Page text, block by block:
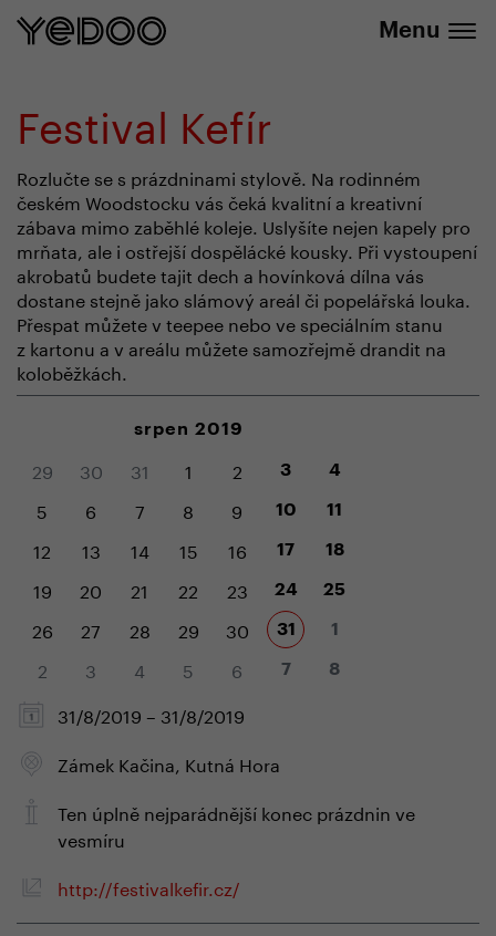
Menu
Festival Kefír
Rozlučte se s prázdninami stylově. Na rodinném
českém Woodstocku vás čeká kvalitní a kreativní
zábava mimo zaběhlé koleje. Uslyšíte nejen kapely pro
mrňata, ale i ostřejší dospělácké kousky. Při vystoupení
akrobatů budete tajit dech a hovínková dílna vás
dostane stejně jako slámový areál či popelářská louka.
Přespat můžete v teepee nebo ve speciálním stanu
z kartonu a v areálu můžete samozřejmě drandit na
koloběžkách.
srpen 2019
29 30 31 1 2 3 4
5 6 7 8 9 10 11
12 13 14 15 16 17 18
19 20 21 22 23 24 25
26 27 28 29 30 31 1
2 3 4 5 6 7 8
31/8/2019 – 31/8/2019
Zámek Kačina, Kutná Hora
Ten úplně nejparádnější konec prázdnin ve
vesmíru
http://festivalkefir.cz/